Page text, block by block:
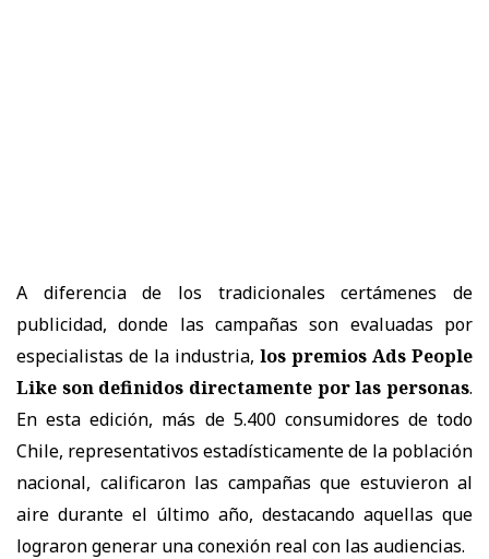
A diferencia de los tradicionales certámenes de
publicidad, donde las campañas son evaluadas por
especialistas de la industria, los premios Ads People
Like son definidos directamente por las personas.
En esta edición, más de 5.400 consumidores de todo
Chile, representativos estadísticamente de la población
nacional, calificaron las campañas que estuvieron al
aire durante el último año, destacando aquellas que
lograron generar una conexión real con las audiencias.